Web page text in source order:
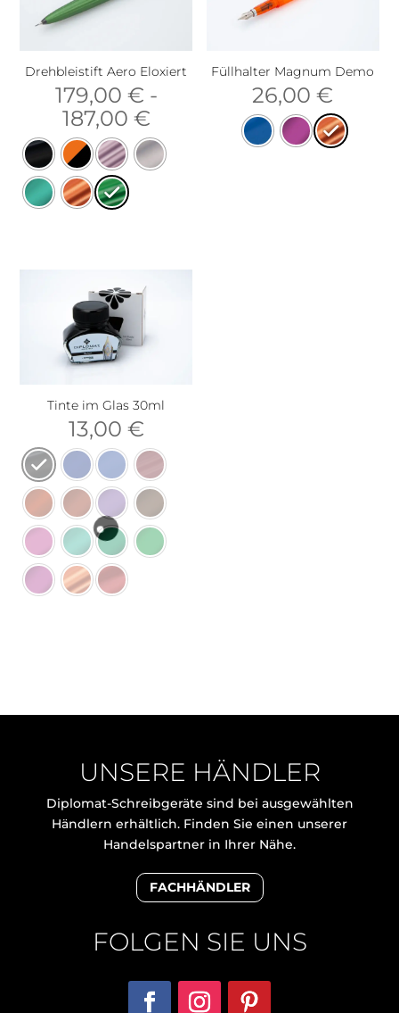
Drehbleistift Aero Eloxiert
179,00 € -
187,00 €
Füllhalter Magnum Demo
26,00€
Tinte im Glas 30ml
13,00 €
UNSERE HÄNDLER
Diplomat-Schreibgeräte sind bei ausgewählten
Händlern erhältlich. Finden Sie einen unserer
Handelspartner in Ihrer Nähe.
FACHHÄNDLER
FOLGEN SIE UNS